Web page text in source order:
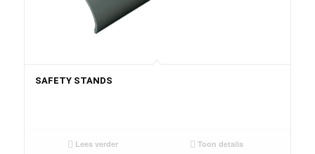
SAFETY STANDS
Lees verder Toon details